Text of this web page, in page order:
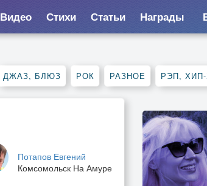
Видео Стихи Статьи Награды
ДЖАЗ, БЛЮЗ РОК РАЗНОЕ РЭП,
Потапов Евгений
Комсомольск На Амуре